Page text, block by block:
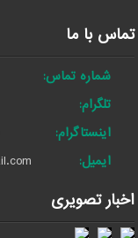
تماس با ما
شماره تماس:
تلگرام:
اینستاگرام:
ایمیل:
اخبار تصویری